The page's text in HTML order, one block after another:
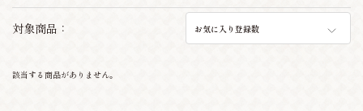
対象商品： お気に入り登録数
該当する商品がありません。